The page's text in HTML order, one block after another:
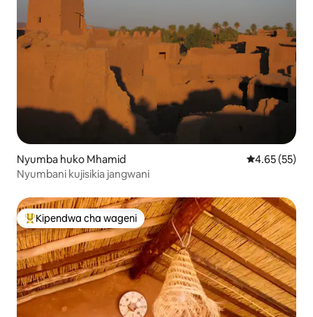
Nyumba huko Mhamid Ukadiriaji wa
4.65 (55)
Nyumbani kujisikia jangwani
Kipendwa maarufu cha wageni
Kipendwa cha wageni